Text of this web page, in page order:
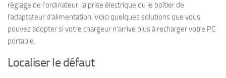
réglage de l’ordinateur, la prise électrique ou le boîtier de
l’adaptateur d’alimentation. Voici quelques solutions que vous
pouvez adopter si votre chargeur n’arrive plus à recharger votre PC
portable.
Localiser le défaut